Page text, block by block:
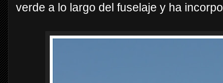
verde a lo largo del fuselaje y ha